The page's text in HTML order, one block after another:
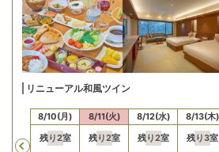
リニューアル和風ツイン
Previous
8/10(月)
残り2室
8/11(火)
残り2室
8/12(水)
残り2室
8/13(木)
残り3室